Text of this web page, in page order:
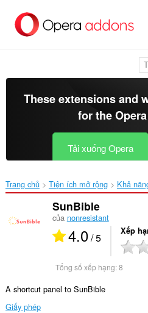
đến
These extensions and
for the
Tải xuống Opera
Trang chủ Tiện ích mở rộng Khả
SunBible
của nonresistant
4.0/ 5 Xếp
Tổng số xếp hạng:8
A shortcut panel to SunBible
Giấy phép